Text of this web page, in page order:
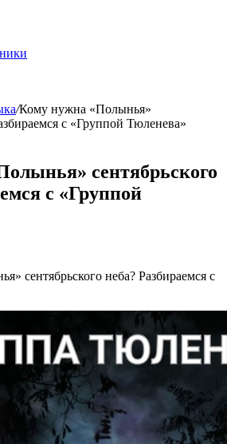
/Кому нужна «Полынья»
с «Группой Тюленева»
сентябрьского
с «Группой